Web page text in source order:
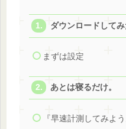
ダウンロードしてみ
まずは設定
あとは寝るだけ。
『早速計測してみよ